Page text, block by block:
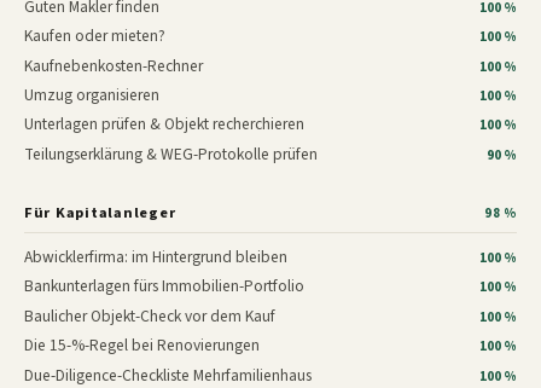
Guten Makler finden 100 %
Kaufen oder mieten? 100 %
Kaufnebenkosten-Rechner 100 %
Umzug organisieren 100 %
Unterlagen prüfen & Objekt recherchieren 100 %
Teilungserklärung & WEG-Protokolle prüfen 90 %
Für Kapitalanleger 98 %
Abwicklerfirma: im Hintergrund bleiben 100 %
Bankunterlagen fürs Immobilien-Portfolio 100 %
Baulicher Objekt-Check vor dem Kauf 100 %
Die 15-%-Regel bei Renovierungen 100 %
Due-Diligence-Checkliste Mehrfamilienhaus 100 %